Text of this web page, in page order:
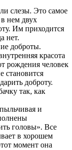
слезы. Это самое
нем двух
Им приходится
нет.
доброты.
красота
рождения человек
становится
доброту.
так, как
и
головы». Все
в хорошем
момент она